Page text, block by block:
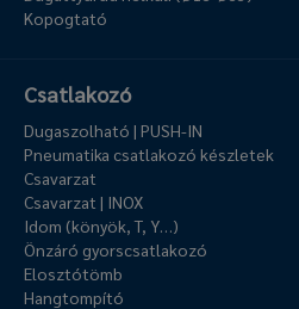
Kopogtató
Csatlakozó
Dugaszolható | PUSH-IN
Pneumatika csatlakozó készletek
Csavarzat
Csavarzat | INOX
Idom (könyök, T, Y…)
Önzáró gyorscsatlakozó
Elosztótömb
Hangtompító